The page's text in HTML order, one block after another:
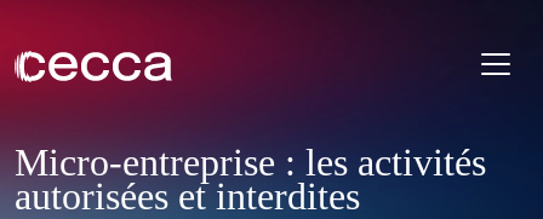
Micro-entreprise : les activités
autorisées et interdites